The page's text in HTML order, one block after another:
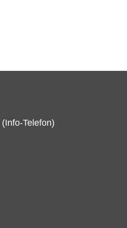
(Info-Telefon)